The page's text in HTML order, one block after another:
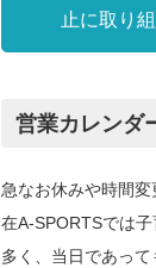
止に取り
営業カレンダ
急なお休みや時間
在A-SPORTSでは
多く、当日であっ